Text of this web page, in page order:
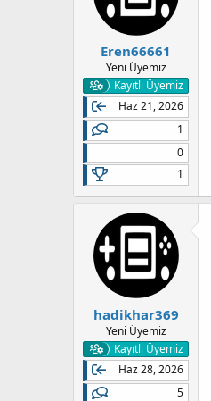
Eren66661
Yeni Üyemiz
Kayıtlı Üyemiz
Haz 21, 2026
1
0
1
hadikhar369
Yeni Üyemiz
Kayıtlı Üyemiz
Haz 28, 2026
5